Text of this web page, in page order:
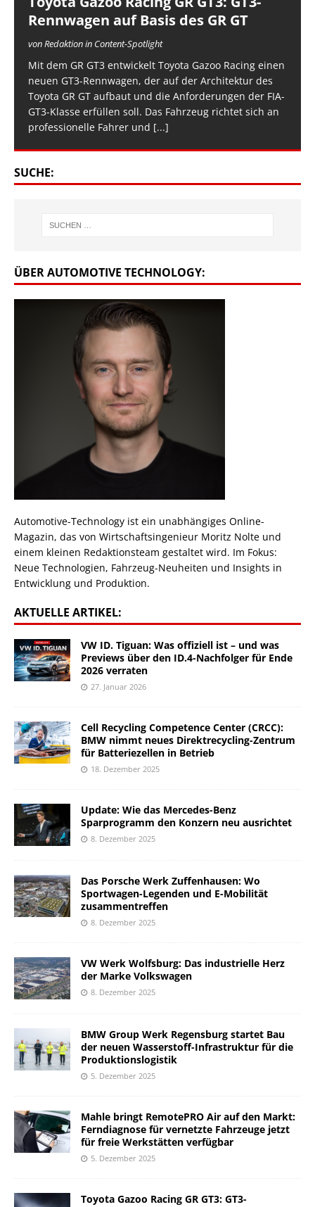
Rennwagen auf Basis des GR GT
von Redaktion in Content-Spotlight
Mit dem GR GT3 entwickelt Toyota Gazoo Racing einen
neuen GT3-Rennwagen, der auf der Architektur des
Toyota GR GT aufbaut und die Anforderungen der FIA-
GT3-Klasse erfüllen soll. Das Fahrzeug richtet sich an
professionelle Fahrer und [...]
SUCHE:
ÜBER AUTOMOTIVE TECHNOLOGY:
Automotive-Technology ist ein unabhängiges Online-
Magazin, das von Wirtschaftsingenieur Moritz Nolte und
einem kleinen Redaktionsteam gestaltet wird. Im Fokus:
Neue Technologien, Fahrzeug-Neuheiten und Insights in
Entwicklung und Produktion.
AKTUELLE ARTIKEL:
VW ID. Tiguan: Was offiziell ist – und was
Previews über den ID.4-Nachfolger für Ende
2026 verraten
27. Januar 2026
Cell Recycling Competence Center (CRCC):
BMW nimmt neues Direktrecycling-Zentrum
für Batteriezellen in Betrieb
18. Dezember 2025
Update: Wie das Mercedes-Benz
Sparprogramm den Konzern neu ausrichtet
8. Dezember 2025
Das Porsche Werk Zuffenhausen: Wo
Sportwagen-Legenden und E-Mobilität
zusammentreffen
8. Dezember 2025
VW Werk Wolfsburg: Das industrielle Herz
der Marke Volkswagen
8. Dezember 2025
BMW Group Werk Regensburg startet Bau
der neuen Wasserstoff-Infrastruktur für die
Produktionslogistik
5. Dezember 2025
Mahle bringt RemotePRO Air auf den Markt:
Ferndiagnose für vernetzte Fahrzeuge jetzt
für freie Werkstätten verfügbar
5. Dezember 2025
Toyota Gazoo Racing GR GT3: GT3-